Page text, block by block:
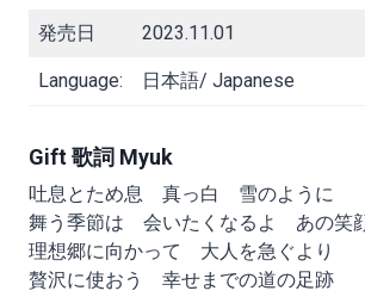
発売日 2023.11.01
Language: 日本語/ Japanese
Gift 歌詞 Myuk
吐息とため息 真っ白 雪のように
舞う季節は 会いたくなるよ あの笑
理想郷に向かって 大人を急ぐより
贅沢に使おう 幸せまでの道の足跡